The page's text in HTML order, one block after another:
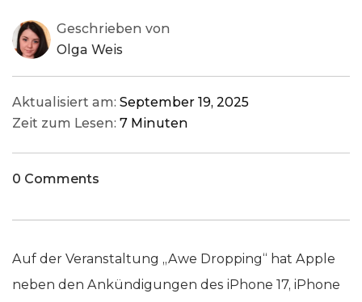
Geschrieben von
Olga Weis
Aktualisiert am: September 19, 2025
Zeit zum Lesen: 7 Minuten
0 Comments
Auf der Veranstaltung „Awe Dropping“ hat Apple
neben den Ankündigungen des iPhone 17, iPhone